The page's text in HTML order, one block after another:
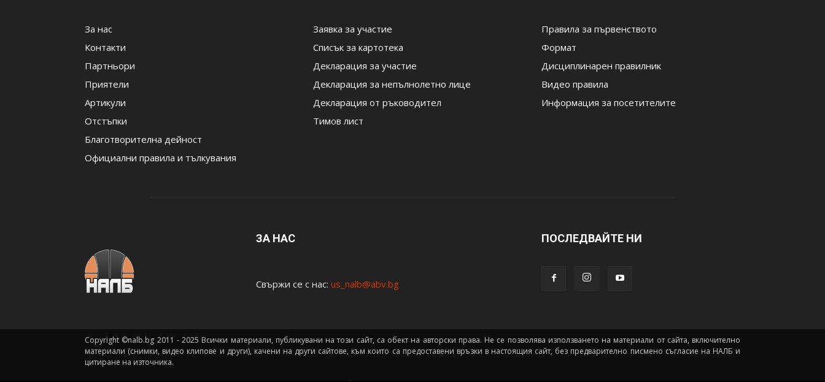
За нас
Контакти
Партньори
Приятели
Артикули
Отстъпки
Благотворителна дейност
Официални правила и тълкувания
Заявка за участие
Списък за картотека
Декларация за участие
Декларация за непълнолетно лице
Декларация от ръководител
Тимов лист
Правила за първенството
Формат
Дисциплинарен правилник
Видео правила
Информация за посетителите
ЗА НАС
Свържи се с нас: us_nalb@abv.bg
ПОСЛЕДВАЙТЕ НИ
Copyright ©nalb.bg 2011 - 2025 Всички материали, публикувани на този сайт, са обект на авторски права. Не се позволява използването на материали от сайта, включително
материали (снимки, видео клипове и други), качени на други сайтове, към които са предоставени връзки в настоящия сайт, без предварително писмено съгласие на НАЛБ и
цитиране на източника.